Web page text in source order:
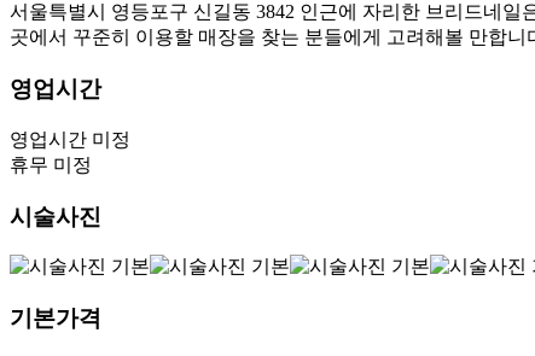
서울특별시 영등포구 신길동 3842 인근에 자리한 브리드네
곳에서 꾸준히 이용할 매장을 찾는 분들에게 고려해볼 만합
영업시간
영업시간 미정
휴무 미정
시술사진
기본가격